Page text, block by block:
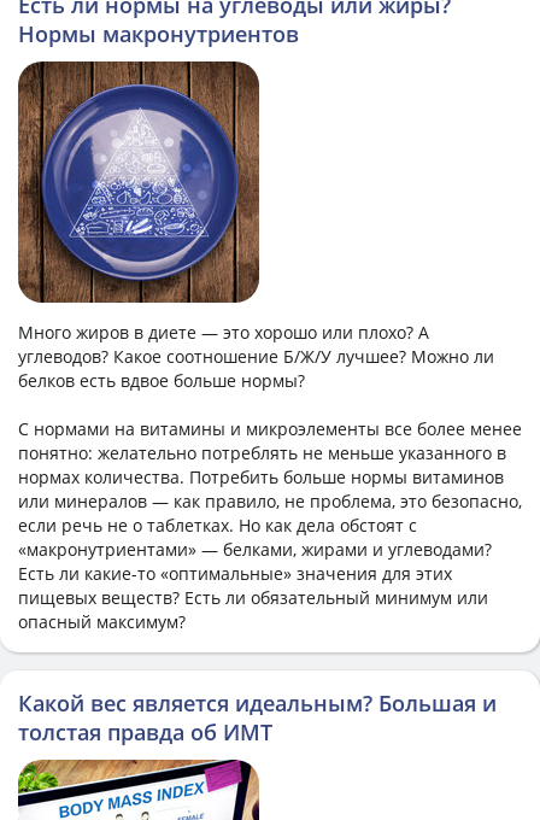
Нормы макронутриентов
Много жиров в диете — это хорошо или плохо? А
углеводов? Какое соотношение Б/Ж/У лучшее? Можно ли
белков есть вдвое больше нормы?
C нормами на витамины и микроэлементы все более менее
понятно: желательно потреблять не меньше указанного в
нормах количества. Потребить больше нормы витаминов
или минералов — как правило, не проблема, это безопасно,
если речь не о таблетках. Но как дела обстоят с
«макронутриентами» — белками, жирами и углеводами?
Есть ли какие-то «оптимальные» значения для этих
пищевых веществ? Есть ли обязательный минимум или
опасный максимум?
Какой вес является идеальным? Большая и
толстая правда об ИМТ